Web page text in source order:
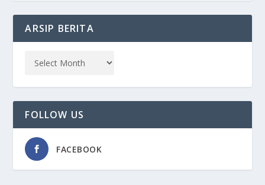
ARSIP BERITA
FOLLOW US
FACEBOOK